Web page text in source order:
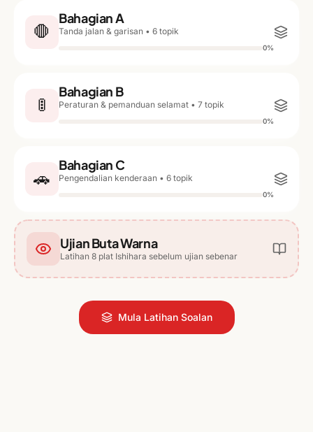
🛑
Bahagian A
Tanda jalan & garisan • 6 topik
0%
🚦
Bahagian B
Peraturan & pemanduan selamat • 7 topik
0%
🚗
Bahagian C
Pengendalian kenderaan • 6 topik
0%
Ujian Buta Warna
Latihan 8 plat Ishihara sebelum ujian sebenar
Mula Latihan Soalan